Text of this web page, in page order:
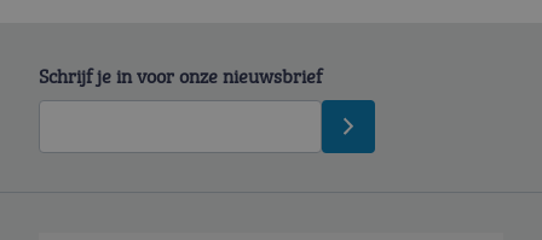
Schrijf je in voor onze nieuwsbrief